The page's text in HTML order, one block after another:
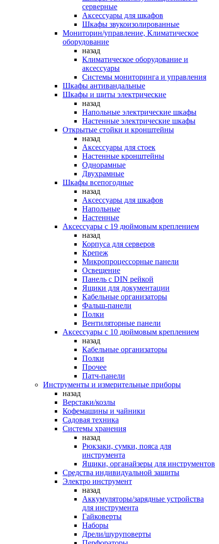
серверные
Аксессуары для шкафов
Шкафы звукоизолированные
Мониторин/управление, Климатическое
оборудование
назад
Климатическое оборудование и
аксессуары
Системы мониторинга и управления
Шкафы антивандальные
Шкафы и щиты электрические
назад
Напольные электрические шкафы
Настенные электрические шкафы
Открытые стойки и кронштейны
назад
Аксессуары для стоек
Настенные кронштейны
Однорамные
Двухрамные
Шкафы всепогодные
назад
Аксессуары для шкафов
Напольные
Настенные
Аксессуары с 19 дюймовым креплением
назад
Корпуса для серверов
Крепеж
Микропроцессорные панели
Освещение
Панель с DIN рейкой
Ящики для документации
Кабельные организаторы
Фальш-панели
Полки
Вентиляторные панели
Аксессуары с 10 дюймовым креплением
назад
Кабельные организаторы
Полки
Прочее
Патч-панели
Инструменты и измерительные приборы
назад
Верстаки/козлы
Кофемашины и чайники
Садовая техника
Системы хранения
назад
Рюкзаки, сумки, пояса для
инструмента
Ящики, органайзеры для инструментов
Средства индивидуальной защиты
Электро инструмент
назад
Аккумуляторы/зарядные устройства
для инструмента
Гайковерты
Наборы
Дрели/шуруповерты